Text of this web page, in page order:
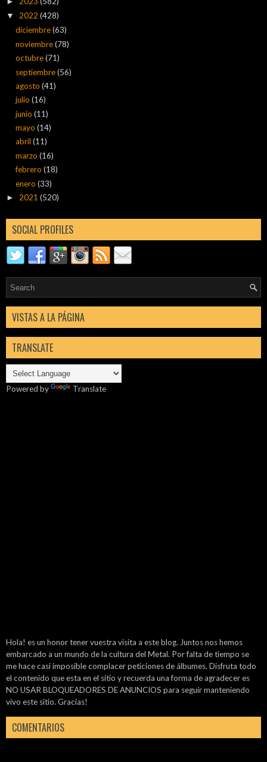
▼ 2022 (428)
diciembre(63)
noviembre(78)
octubre(71)
septiembre(56)
agosto(41)
julio(16)
junio(11)
mayo(14)
abril(11)
marzo(16)
febrero(18)
enero(33)
► 2021 (520)
SOCIAL PROFILES
VISTAS A LA PÁGINA
TRANSLATE
Powered by Translate
Hola! es un honor tener vuestra visita a este blog. Juntos nos hemos
embarcado a un mundo de la cultura del Metal. Por falta de tiempo se
me hace casi imposible complacer peticiones de álbumes. Disfruta todo
el contenido que esta en el sitio y recuerda una forma de agradecer es
NO USAR BLOQUEADORES DE ANUNCIOS para seguir manteniendo
vivo este sitio. Gracias!
COMENTARIOS